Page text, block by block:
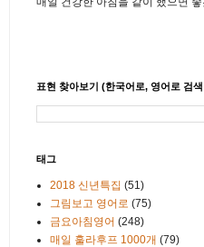
표현 찾아보기 (한국어로, 영어로 검
태그
2018 신년특집 (51)
그림보고 영어로 (75)
금요아침영어 (248)
매일 훌라후프 1000개 (79)